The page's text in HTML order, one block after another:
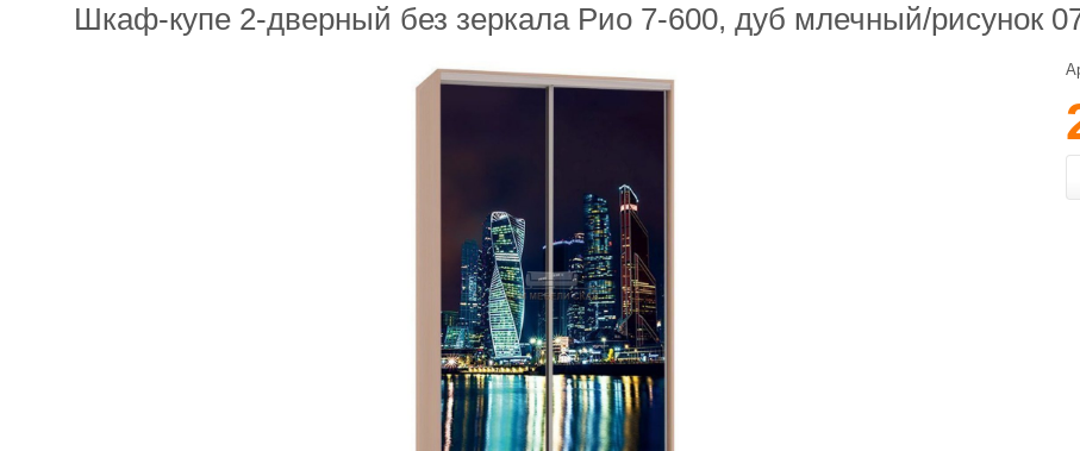
Шкаф-купе 2-дверный без зеркала Рио 7-600, дуб млечный/рисунок